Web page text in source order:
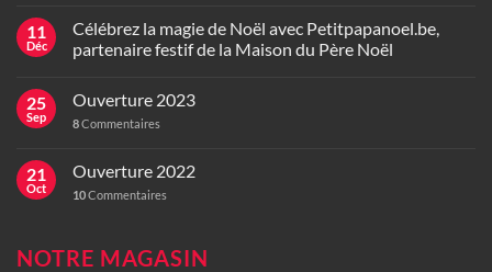
11
Déc
Célébrez la magie de Noël avec Petitpapanoel.be,
partenaire festif de la Maison du Père Noël
25
Sep
Ouverture 2023
8Commentaires
21
Oct
Ouverture 2022
10Commentaires
NOTRE MAGASIN